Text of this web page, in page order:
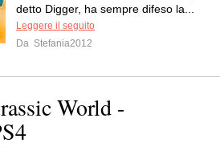
detto Digger, ha sempre difeso la...
Leggere il seguito
Da Stefania2012
World -